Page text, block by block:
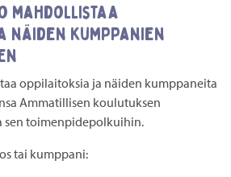
mahdollistaa
kumppanien
oppilaitoksia ja näiden kumppaneita
Ammatillisen koulutuksen
sen toimenpidepolkuihin.
tai kumppani​: